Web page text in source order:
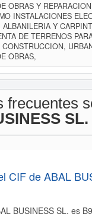
OBRAS Y
INSTALACIONES
ALBANILERIA Y
DE TERRENOS
OBRAS,
frecuentes
SL.
CIF de ABAL
BUSINESS SL. es